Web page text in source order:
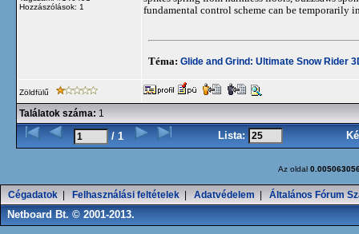
Hozzászólások: 1
fundamental control scheme can be temporarily
Téma: Glide and Grind: Ultimate Snow Rider
Zöldfülű
Találatok száma: 1
/ 1 Lista:
Az oldal
Cégadatok Felhasználási feltételek Adatvédelem Általános Fórum
Netboard Bt. © 2001-2013.